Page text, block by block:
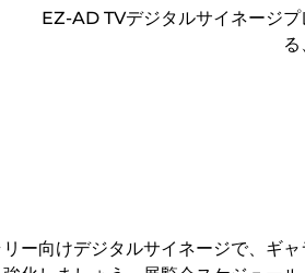
EZ-AD TVデジタルサイネージプ
ー向けデジタルサイネージで、ギ